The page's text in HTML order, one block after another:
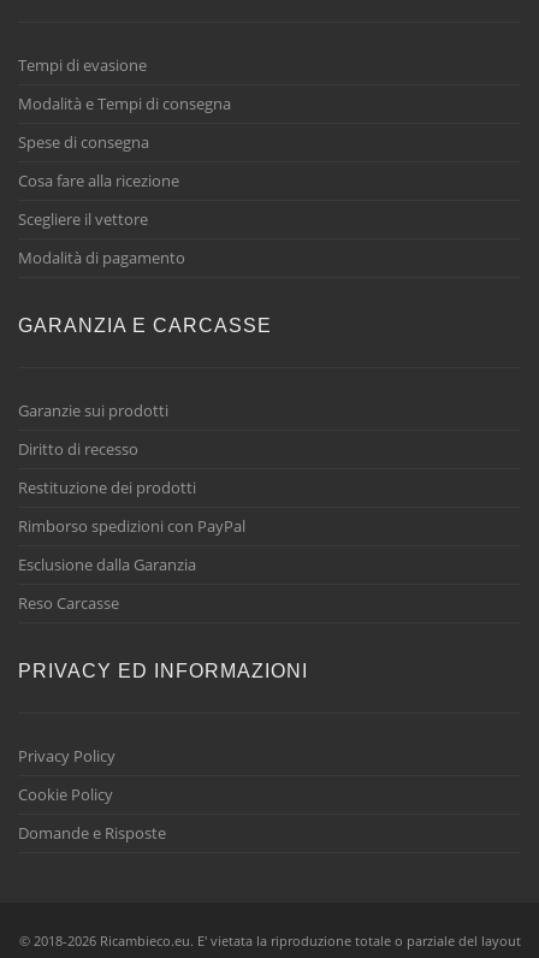
Tempi di evasione
Modalità e Tempi di consegna
Spese di consegna
Cosa fare alla ricezione
Scegliere il vettore
Modalità di pagamento
GARANZIA E CARCASSE
Garanzie sui prodotti
Diritto di recesso
Restituzione dei prodotti
Rimborso spedizioni con PayPal
Esclusione dalla Garanzia
Reso Carcasse
PRIVACY ED INFORMAZIONI
Privacy Policy
Cookie Policy
Domande e Risposte
© 2018-2026 Ricambieco.eu. E' vietata la riproduzione totale o parziale del layout